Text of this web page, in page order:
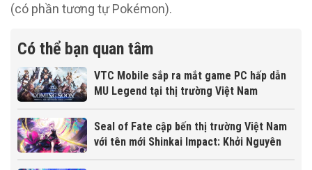
(có phần tương tự Pokémon).
Có thể bạn quan tâm
VTC Mobile sắp ra mắt game PC hấp dẫn
MU Legend tại thị trường Việt Nam
Seal of Fate cập bến thị trường Việt Nam
với tên mới Shinkai Impact: Khởi Nguyên